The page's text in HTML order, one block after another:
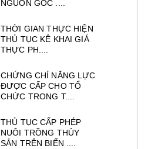
NGUỒN GỐC ....
THỜI GIAN THỰC HIỆN
THỦ TỤC KÊ KHAI GIÁ
THỰC PH....
CHỨNG CHỈ NĂNG LỰC
ĐƯỢC CẤP CHO TỔ
CHỨC TRONG T....
THỦ TỤC CẤP PHÉP
NUÔI TRỒNG THỦY
SẢN TRÊN BIỂN ....